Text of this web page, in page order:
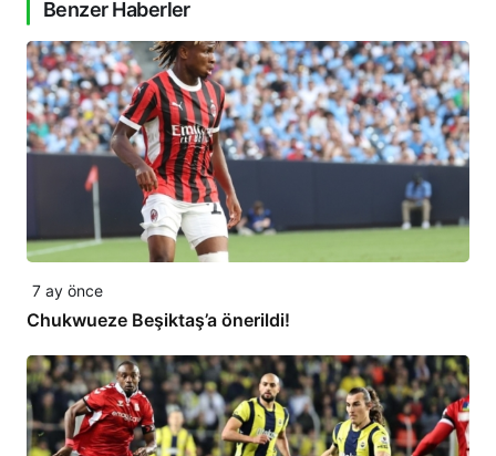
Benzer Haberler
7 ay önce
Chukwueze Beşiktaş’a önerildi!